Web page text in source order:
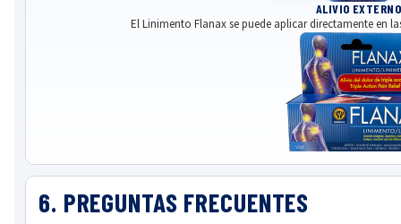
ALIVIO EXTERNO
El Linimento Flanax se puede aplicar directamente en
6. PREGUNTAS FRECUENTES